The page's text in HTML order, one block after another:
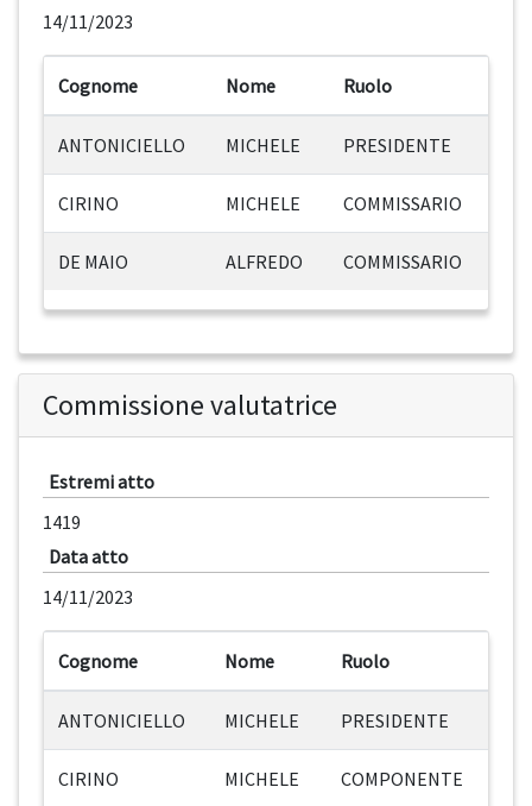
14/11/2023
Cognome Nome Ruolo
ANTONICIELLO MICHELE PRESIDENTE
CIRINO MICHELE COMMISSARIO
DE MAIO ALFREDO COMMISSARIO
Commissione valutatrice
Estremi atto
1419
Data atto
14/11/2023
Cognome Nome Ruolo
ANTONICIELLO MICHELE PRESIDENTE
CIRINO MICHELE COMPONENTE